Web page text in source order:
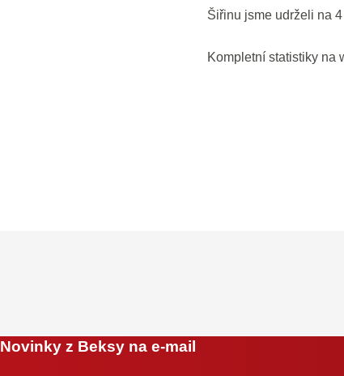
Šiřinu jsme udrželi na
Kompletní statistiky na
Novinky z Beksy na e-mail